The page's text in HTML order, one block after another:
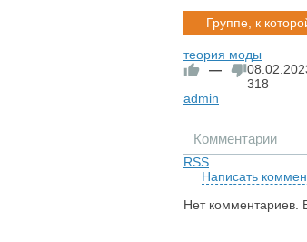
Группе, к
теория моды
—
318
admin
Комментарии
RSS
Написать
Нет комментариев.